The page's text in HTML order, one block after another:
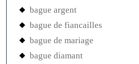
bague argent
bague de fiancailles
bague de mariage
bague diamant